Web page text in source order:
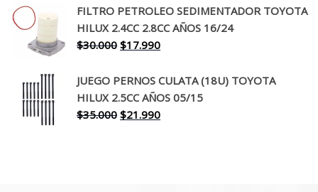
original
era:
$260.000.
actual
es:
FILTRO PETROLEO SEDIMENTADOR TOYOTA
HILUX 2.4CC 2.8CC AÑOS 16/24
$30.000 El
original
era:
$30.000.
$17.990El
actual
es:
$17.990.
JUEGO PERNOS CULATA (18U) TOYOTA
HILUX 2.5CC AÑOS 05/15
$35.000 El
$21.990El